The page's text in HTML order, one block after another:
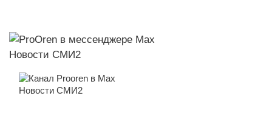
Новости СМИ2
Новости СМИ2